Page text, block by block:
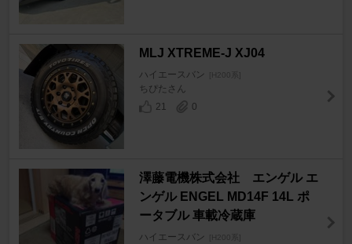
MLJ XTREME-J XJ04
ハイエースバン [H200系]
ちぴたさん
21
0
澤藤電機株式会社 エンゲル エ
ンゲル ENGEL MD14F 14L ポ
ータブル 車載冷蔵庫
ハイエースバン [H200系]